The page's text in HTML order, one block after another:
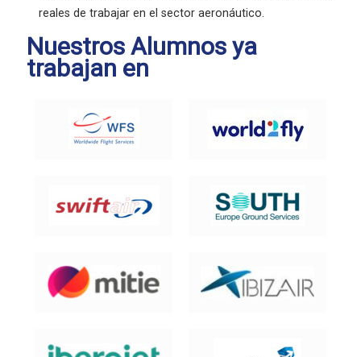
reales de trabajar en el sector aeronáutico.
Nuestros Alumnos ya
trabajan en